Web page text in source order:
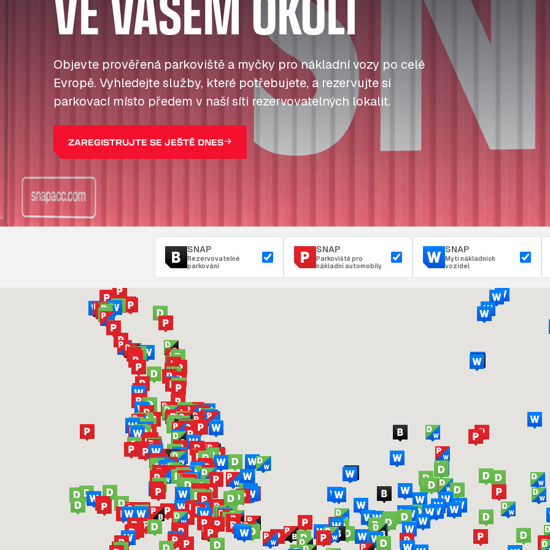
Přístup a bezpečnost
Parkoviště u depa
Objevte prověřená parkoviště a myčky pro nákladní vozy po celé
Evropě. Vyhledejte služby, které potřebujete, a rezervujte si
parkovací místo předem v naší síti rezervovatelných lokalit.
ZAREGISTRUJTE SE JEŠTĚ DNES
SNAP
Rezervovatelné
parkování
SNAP
Parkoviště pro
nákladní automobily
SNAP
Mytí nákladních
vozidel